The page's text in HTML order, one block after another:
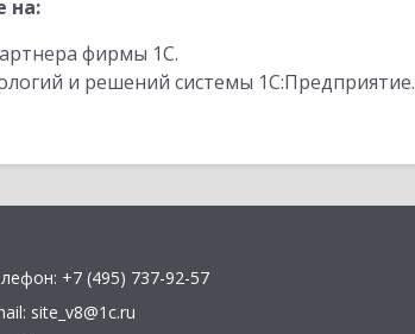
на:
фирмы 1С.
и решений системы 1С:Предприятие.
+7 (495) 737-92-57
site_v8@1c.ru